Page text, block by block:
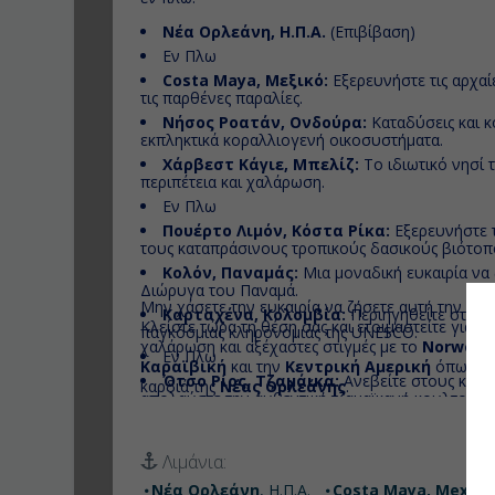
Νέα Ορλεάνη, Η.Π.Α. (Επιβίβαση)
Εν Πλω
Costa Maya, Μεξικό: Εξερευνήστε τις
τις παρθένες παραλίες.
Νήσος Ροατάν, Ονδούρα: Καταδύσεις και
εκπληκτικά κοραλλιογενή οικοσυστήματα.
Χάρβεστ Κάγιε, Μπελίζ: Το ιδιωτικό
περιπέτεια και χαλάρωση.
Εν Πλω
Πουέρτο Λιμόν, Κόστα Ρίκα: Εξερευνήστε
τους καταπράσινους τροπικούς δασικούς
Κολόν, Παναμάς: Μια μοναδική ευκαιρία
Διώρυγα του Παναμά.
Καρταχένα, Κολομβία:Περιηγηθείτε στην
παγκόσμιας κληρονομιάς της UNESCO.
Εν Πλω
Ότσο Ρίος, Τζαμάικα:Ανεβείτε στους
απολαύστε την αυθεντική τζαμαϊκανή κουλτούρα.
Κοζουμέλ, Μεξικό:
δημοφιλές νησί.
Μην χάσετε την ευκαιρία να ζήσετε αυτή την
Κλείστε τώρα τη θέση σας και ετοιμαστείτε για
χαλάρωση και αξέχαστες στιγμές με το
Καραϊβική και την Κεντρική Αμερική όπως
καρδιά τηςΝέας Ορλεάνης.
Λιμάνια:
Νέα Ορλεάνη, Η.Π.Α. Costa Maya, Mexico